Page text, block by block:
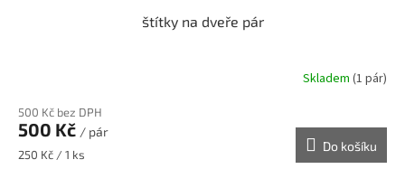
štítky na dveře pár
Skladem (1 pár)
500 Kč bez DPH
500 Kč / pár
Měrná
250 Kč / 1 ks
Do košíku